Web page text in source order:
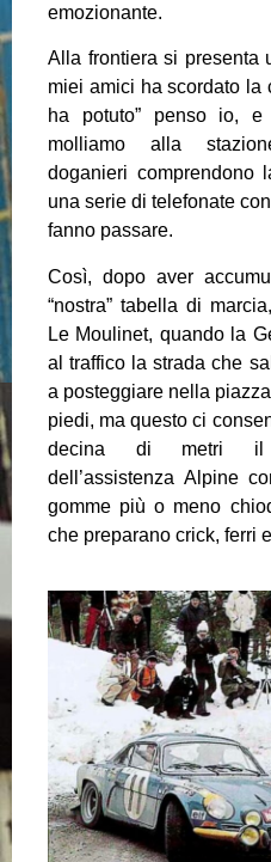
emozionante.
Alla frontiera si presenta
miei amici ha scordato la
ha potuto” penso io,
molliamo alla
doganieri comprendono
una serie di telefonate
fanno passare.
Così, dopo aver
“nostra” tabella di
Le Moulinet, quando la
al traffico la strada che
a posteggiare nella
piedi, ma questo ci
decina di metri il
dell’assistenza Alpine
gomme più o meno
che preparano crick, ferri